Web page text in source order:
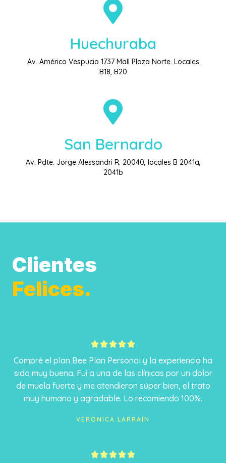
Huechuraba
Av. Américo Vespucio 1737 Mall Plaza Norte. Locales
B18, B20
San Bernardo
Av. Pdte. Jorge Alessandri R. 20040, locales B 2041a,
2041b
Clientes
Felices.
5
Compré el plan Bee Plan Personal y la experiencia ha
sido muy buena. Fui a una de las clínicas por un dolor
de muela fuerte y me atendieron súper bien, el trato
muy humano y agradable. Lo recomiendo 100%.
VERÓNICA LARRAÍN
5